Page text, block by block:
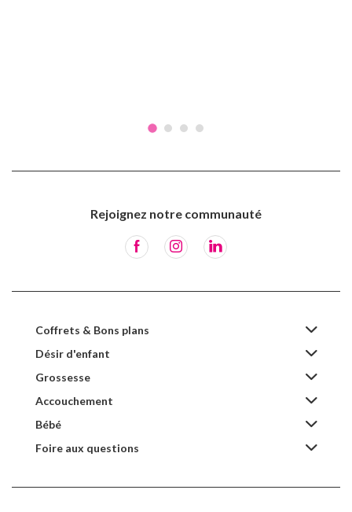
Rejoignez notre communauté
Coffrets & Bons plans
Désir d'enfant
Grossesse
Accouchement
Bébé
Foire aux questions